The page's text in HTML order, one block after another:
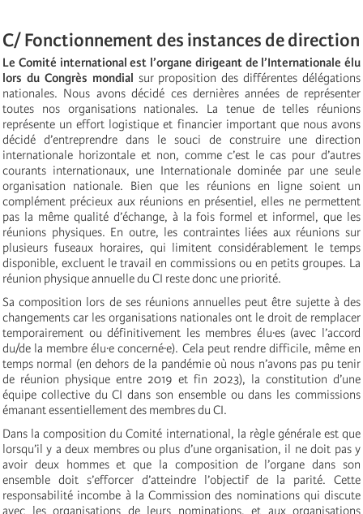
C/ Fonctionnement des instances de direction
Le Comité international est l’organe dirigeant de l’Internationale élu
lors du Congrès mondial sur proposition des différentes délégations
nationales. Nous avons décidé ces dernières années de représenter
toutes nos organisations nationales. La tenue de telles réunions
représente un effort logistique et financier important que nous avons
décidé d’entreprendre dans le souci de construire une direction
internationale horizontale et non, comme c’est le cas pour d’autres
courants internationaux, une Internationale dominée par une seule
organisation nationale. Bien que les réunions en ligne soient un
complément précieux aux réunions en présentiel, elles ne permettent
pas la même qualité d’échange, à la fois formel et informel, que les
réunions physiques. En outre, les contraintes liées aux réunions sur
plusieurs fuseaux horaires, qui limitent considérablement le temps
disponible, excluent le travail en commissions ou en petits groupes. La
réunion physique annuelle du CI reste donc une priorité.
Sa composition lors de ses réunions annuelles peut être sujette à des
changements car les organisations nationales ont le droit de remplacer
temporairement ou définitivement les membres élu·es (avec l’accord
du/de la membre élu·e concerné·e). Cela peut rendre difficile, même en
temps normal (en dehors de la pandémie où nous n’avons pas pu tenir
de réunion physique entre 2019 et fin 2023), la constitution d’une
équipe collective du CI dans son ensemble ou dans les commissions
émanant essentiellement des membres du CI.
Dans la composition du Comité international, la règle générale est que
lorsqu’il y a deux membres ou plus d’une organisation, il ne doit pas y
avoir deux hommes et que la composition de l’organe dans son
ensemble doit s’efforcer d’atteindre l’objectif de la parité. Cette
responsabilité incombe à la Commission des nominations qui discute
avec les organisations de leurs nominations, et aux organisations